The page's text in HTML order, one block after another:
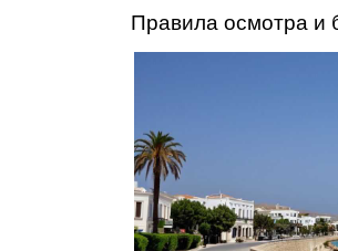
Правила осмотра и